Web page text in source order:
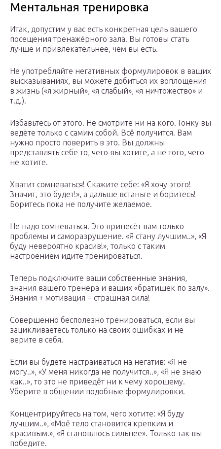
Ментальная тренировка
Итак, допустим у вас есть конкретная цель вашего
посещения тренажёрного зала. Вы готовы стать
лучше и привлекательнее, чем вы есть.
Не употребляйте негативных формулировок в ваших
высказываниях, вы можете добиться их воплощения
в жизнь («я жирный», «я слабый», «я ничтожество» и
т.д.).
Избавьтесь от этого. Не смотрите ни на кого. Гонку вы
ведёте только с самим собой. Всё получится. Вам
нужно просто поверить в это. Вы должны
представлять себе то, чего вы хотите, а не того, чего
не хотите.
Хватит сомневаться! Скажите себе: «Я хочу этого!
Значит, это будет!», а дальше встаньте и боритесь!
Боритесь пока не получите желаемое.
Не надо сомневаться. Это принесёт вам только
проблемы и саморазрушение. «Я стану лучшим..», «Я
буду невероятно красив!», только с таким
настроением идите тренироваться.
Теперь подключите ваши собственные знания,
знания вашего тренера и ваших «братишек по залу».
Знания + мотивация = страшная сила!
Совершенно бесполезно тренироваться, если вы
зацикливаетесь только на своих ошибках и не
верите в себя.
Если вы будете настраиваться на негатив: «Я не
могу..», «У меня никогда не получится..», «Я не знаю
как..», то это не приведёт ни к чему хорошему.
Уберите в общении подобные формулировки.
Концентрируйтесь на том, чего хотите: «Я буду
лучшим..», «Моё тело становится крепким и
красивым.», «Я становлюсь сильнее». Только так вы
победите.